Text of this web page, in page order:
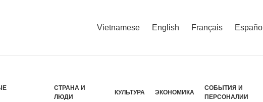
Vietnamese English Français Español
СТРАНА И
ЛЮДИ
КУЛЬТУРА ЭКОНОМИКА
СОБЫТИЯ И
ПЕРСОНАЛИИ